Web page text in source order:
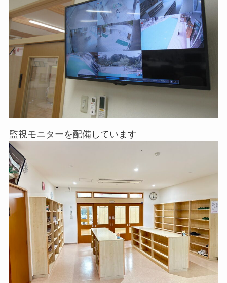
監視モニターを配備しています